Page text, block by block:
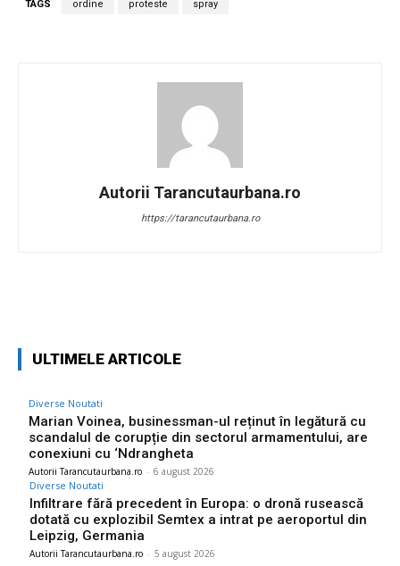
TAGS ordine proteste spray
Autorii Tarancutaurbana.ro
https://tarancutaurbana.ro
ULTIMELE ARTICOLE
Diverse Noutati
Marian Voinea, businessman-ul reținut în legătură cu
scandalul de corupție din sectorul armamentului, are
conexiuni cu ‘Ndrangheta
Autorii Tarancutaurbana.ro - 6 august 2026
Diverse Noutati
Infiltrare fără precedent în Europa: o dronă rusească
dotată cu explozibil Semtex a intrat pe aeroportul din
Leipzig, Germania
Autorii Tarancutaurbana.ro - 5 august 2026